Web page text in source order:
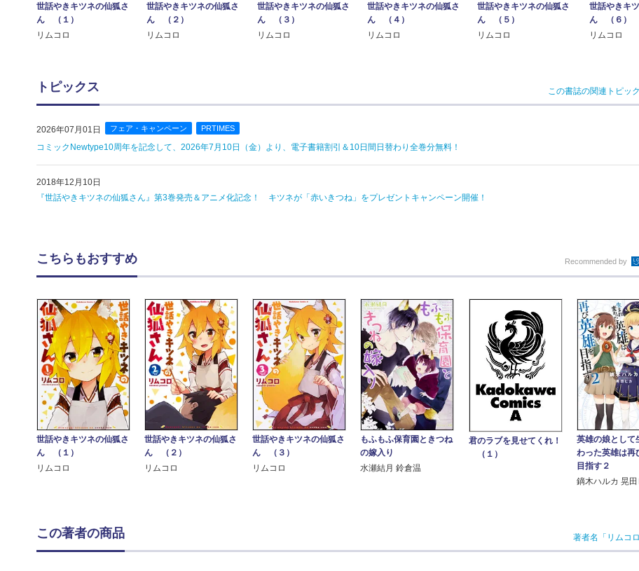
世話やきキツネの仙狐さ
ん （１）
リムコロ
世話やきキツネの仙狐さ
ん （２）
リムコロ
世話やきキツネの仙狐さ
ん （３）
リムコロ
世話やきキツネの仙狐さ
ん （４）
リムコロ
世話やきキツネの仙狐さ
ん （５）
リムコロ
世話やきキ
ん （６）
リムコロ
トピックス この書誌の関連トピッ
2026年07月01日 フェア・キャンペーン PRTIMES
コミックNewtype10周年を記念して、2026年7月10日（金）より、電子書籍割引＆10日間日替わり全巻分無料！
2018年12月10日
『世話やきキツネの仙狐さん』第3巻発売＆アニメ化記念！ キツネが「赤いきつね」をプレゼントキャンペーン開催！
こちらもおすすめ Recommended by
世話やきキツネの仙狐さ
ん （１）
リムコロ
世話やきキツネの仙狐さ
ん （２）
リムコロ
世話やきキツネの仙狐さ
ん （３）
リムコロ
もふもふ保育園ときつね
の嫁入り
水瀬結月 鈴倉温
君のラブを見せてくれ！
（１）
英雄の娘として
わった英雄は再
目指す２
鏑木ハルカ 晃田
この著者の商品 著者名「リムコ